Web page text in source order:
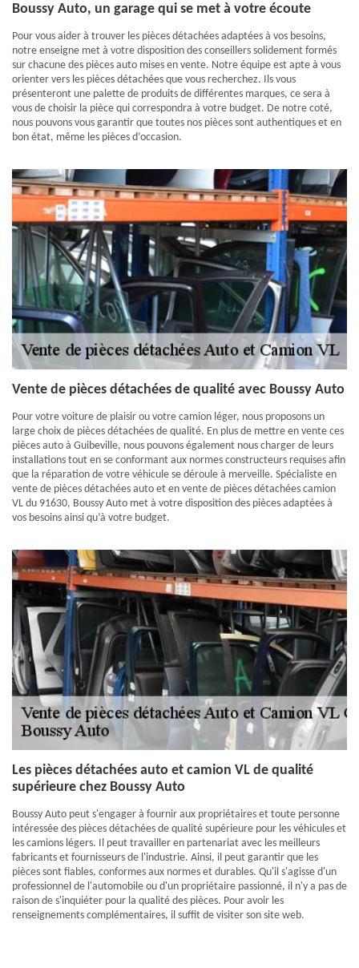
Boussy Auto, un garage qui se met à votre écoute
Pour vous aider à trouver les pièces détachées adaptées à vos besoins,
notre enseigne met à votre disposition des conseillers solidement formés
sur chacune des pièces auto mises en vente. Notre équipe est apte à vous
orienter vers les pièces détachées que vous recherchez. Ils vous
présenteront une palette de produits de différentes marques, ce sera à
vous de choisir la pièce qui correspondra à votre budget. De notre coté,
nous pouvons vous garantir que toutes nos pièces sont authentiques et en
bon état, même les pièces d’occasion.
Vente de pièces détachées de qualité avec Boussy Auto
Pour votre voiture de plaisir ou votre camion léger, nous proposons un
large choix de pièces détachées de qualité. En plus de mettre en vente ces
pièces auto à Guibeville, nous pouvons également nous charger de leurs
installations tout en se conformant aux normes constructeurs requises afin
que la réparation de votre véhicule se déroule à merveille. Spécialiste en
vente de pièces détachées auto et en vente de pièces détachées camion
VL du 91630, Boussy Auto met à votre disposition des pièces adaptées à
vos besoins ainsi qu’à votre budget.
Les pièces détachées auto et camion VL de qualité
supérieure chez Boussy Auto
Boussy Auto peut s'engager à fournir aux propriétaires et toute personne
intéressée des pièces détachées de qualité supérieure pour les véhicules et
les camions légers. Il peut travailler en partenariat avec les meilleurs
fabricants et fournisseurs de l'industrie. Ainsi, il peut garantir que les
pièces sont fiables, conformes aux normes et durables. Qu'il s'agisse d'un
professionnel de l'automobile ou d'un propriétaire passionné, il n'y a pas de
raison de s'inquiéter pour la qualité des pièces. Pour avoir les
renseignements complémentaires, il suffit de visiter son site web.